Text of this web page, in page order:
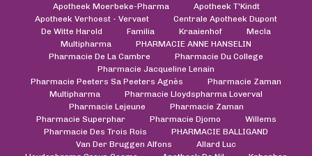
Apotheek Moerbeke-Pharma
Apotheek T'Kindt
Apotheek Verhoest - Vervaet
Centrale Apotheek Dupont
De Witte Harold
Familia Kraaienhof
Mecla
Multipharma
PHARMACIE ANNE HANSELIN
Pharmacie De La Cambre
Pharmacie Du College
Pharmacie Jacqueline Lenain
Pharmacie Peeters Sa Peeters Agnès
Pharmacie Zaman
Multipharma
Pharmacie Lloydspharma Loverval
Pharmacie Lejeune
Pharmacie Zaman
Pharmacie Superphar
Pharmacie Djomo
Willems
Pharmacie Des Trois Rois
PHARMACIE BALLIGAND
Van Der Bruggen Alfons
Allard Luc